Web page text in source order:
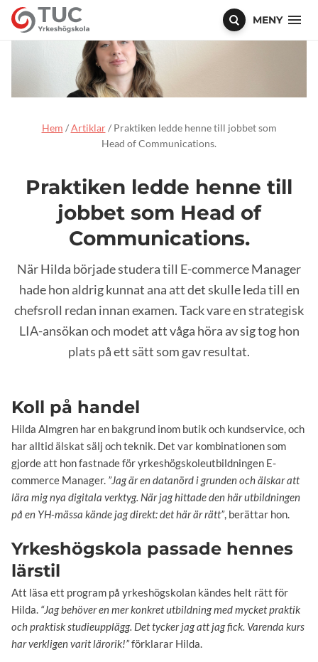
MENY
Hem /Artiklar/ Praktiken ledde henne till jobbet som
Head of Communications.
Praktiken ledde henne till
jobbet som Head of
Communications.
När Hilda började studera till E-commerce Manager
hade hon aldrig kunnat ana att det skulle leda till en
chefsroll redan innan examen. Tack vare en strategisk
LIA-ansökan och modet att våga höra av sig tog hon
plats på ett sätt som gav resultat.
Koll på handel
Hilda Almgren har en bakgrund inom butik och kundservice, och
har alltid älskat sälj och teknik. Det var kombinationen som
gjorde att hon fastnade för yrkeshögskoleutbildningen E-
commerce Manager. ”Jag är en datanörd i grunden och älskar att
lära mig nya digitala verktyg. När jag hittade den här utbildningen
på en YH-mässa kände jag direkt: det här är rätt”, berättar hon.
Yrkeshögskola passade hennes
lärstil
Att läsa ett program på yrkeshögskolan kändes helt rätt för
Hilda. “Jag behöver en mer konkret utbildning med mycket praktik
och praktisk studieupplägg. Det tycker jag att jag fick. Varenda kurs
har verkligen varit lärorik!”förklarar Hilda.